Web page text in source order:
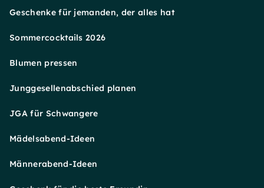
Geschenke für jemanden, der alles hat
Sommercocktails 2026
Blumen pressen
Junggesellenabschied planen
JGA für Schwangere
Mädelsabend-Ideen
Männerabend-Ideen